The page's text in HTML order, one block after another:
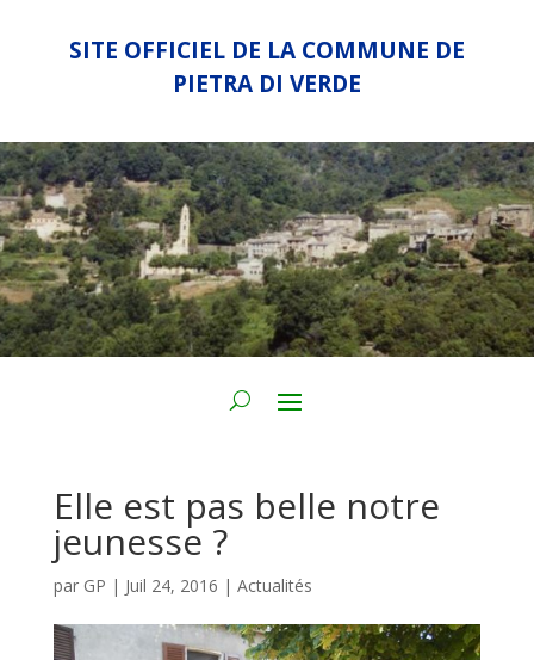
SITE OFFICIEL DE LA COMMUNE DE
PIETRA DI VERDE
Elle est pas belle notre
jeunesse ?
par GP | Juil 24, 2016 | Actualités